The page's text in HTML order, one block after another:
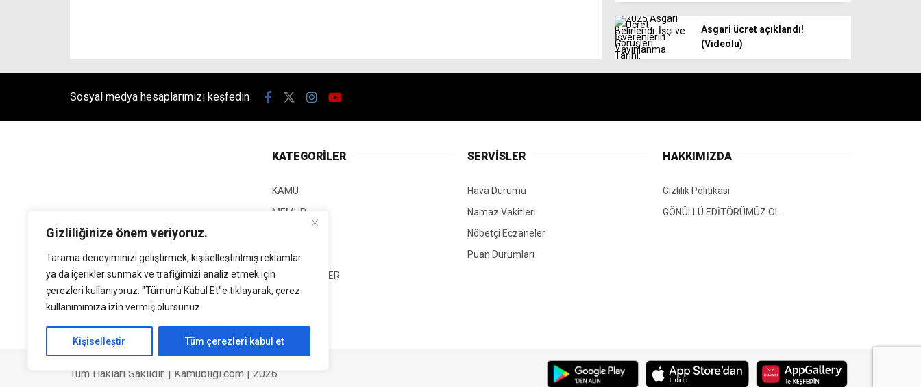
Gizliliğinize önem veriyoruz.
Tarama deneyiminizi geliştirmek, kişiselleştirilmiş reklamlar
ya da içerikler sunmak ve trafiğimizi analiz etmek için
çerezleri kullanıyoruz. "Tümünü Kabul Et"e tıklayarak, çerez
kullanımımıza izin vermiş olursunuz.
Kişiselleştir Tüm çerezleri kabul et
Asgari ücret açıklandı!
(Videolu)
Sosyal medya hesaplarımızı keşfedin
KATEGORİLER
KAMU
MEMUR
EĞİTİM
GÜNCEL HABER
SİYASET
SERVİSLER
Hava Durumu
Namaz Vakitleri
Nöbetçi Eczaneler
Puan Durumları
HAKKIMIZDA
Gizlilik Politikası
GÖNÜLLÜ EDİTÖRÜMÜZ OL
Tüm Hakları Saklıdır. | Kamubilgi.com | 2026